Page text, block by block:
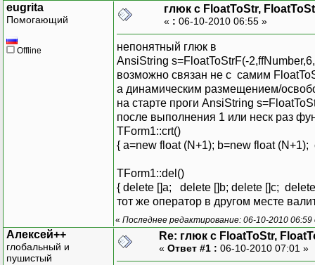
eugrita
Помогающий
Offline
глюк с FloatToStr,
« : 06-10-2010 06:55 »
непонятный глюк в
AnsiString s=FloatToStrF(-
возможно связан не с самим
а динамическим размещением/
на старте проги AnsiString
после выполнения 1 или неск раз
TForm1::crt()
{ a=new float (N+1); b=new float
TForm1::del()
{ delete []a; delete []b; delete []c;
тот же оператор в другом месте
« Последнее редактирование: 06-10-2010
Алексей++
глобальный и
пушистый
Re: глюк с FloatToStr,
« Ответ #1 : 06-10-2010 07:01 »